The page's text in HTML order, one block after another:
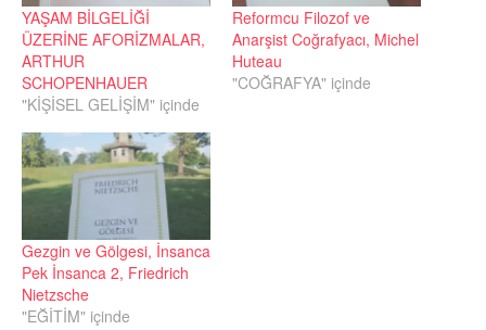
YAŞAM BİLGELİĞİ
ÜZERİNE AFORİZMALAR,
ARTHUR
SCHOPENHAUER
"KİŞİSEL GELİŞİM" içinde
Reformcu Filozof ve
Anarşist Coğrafyacı, Michel
Huteau
"COĞRAFYA" içinde
Gezgin ve Gölgesi, İnsanca
Pek İnsanca 2, Friedrich
Nietzsche
"EĞİTİM" içinde